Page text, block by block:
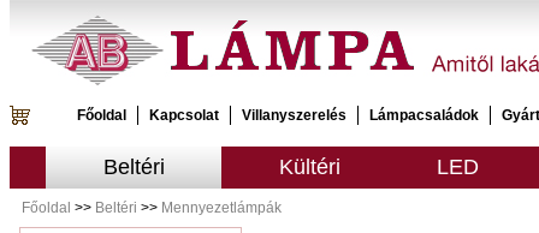
Főoldal Kapcsolat Villanyszerelés Lámpacsaládok
Beltéri Kültéri LED
Főoldal >> Beltéri >> Mennyezetlámpák